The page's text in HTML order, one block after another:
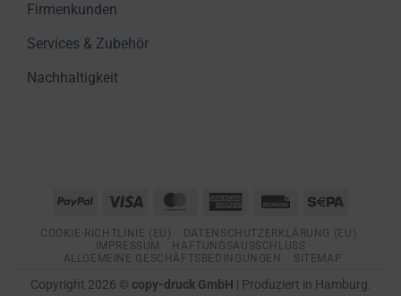
Firmenkunden
Services & Zubehör
Nachhaltigkeit
PayPal Visa MasterCardAmerican
Rechung
COOKIE-RICHTLINIE (EU)
DATENSCHUTZERKLÄRUNG (EU)
IMPRESSUM
HAFTUNGSAUSSCHLUSS
ALLGEMEINE GESCHÄFTSBEDINGUNGEN
SITEMAP
Copyright 2026 © copy-druck GmbH | Produziert in Hamburg.